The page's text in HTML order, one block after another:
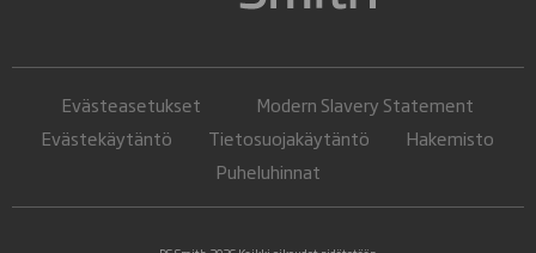
Evästeasetukset
Modern Slavery Statement
Evästekäytäntö
Tietosuojakäytäntö
Hakemisto
Puheluhinnat